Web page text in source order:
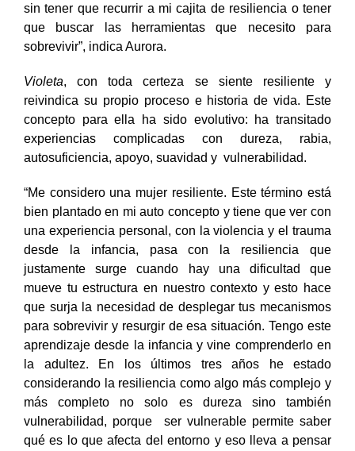
sin tener que recurrir a mi cajita de resiliencia o tener
que buscar las herramientas que necesito para
sobrevivir”, indica Aurora.
Violeta, con toda certeza se siente resiliente y
reivindica su propio proceso e historia de vida. Este
concepto para ella ha sido evolutivo: ha transitado
experiencias complicadas con dureza, rabia,
autosuficiencia, apoyo, suavidad y vulnerabilidad.
“Me considero una mujer resiliente. Este término está
bien plantado en mi auto concepto y tiene que ver con
una experiencia personal, con la violencia y el trauma
desde la infancia, pasa con la resiliencia que
justamente surge cuando hay una dificultad que
mueve tu estructura en nuestro contexto y esto hace
que surja la necesidad de desplegar tus mecanismos
para sobrevivir y resurgir de esa situación. Tengo este
aprendizaje desde la infancia y vine comprenderlo en
la adultez. En los últimos tres años he estado
considerando la resiliencia como algo más complejo y
más completo no solo es dureza sino también
vulnerabilidad, porque ser vulnerable permite saber
qué es lo que afecta del entorno y eso lleva a pensar